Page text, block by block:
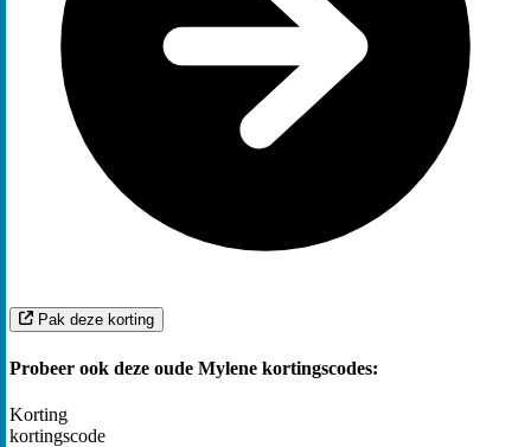
Pak deze korting
Probeer ook deze oude Mylene kortingscodes:
Korting
kortingscode